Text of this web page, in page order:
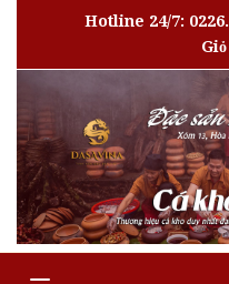
Hotline 24/7: